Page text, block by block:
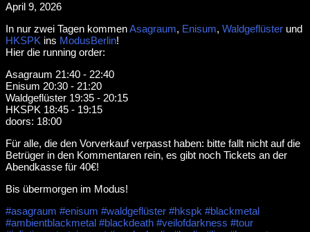
April 9, 2026
In nur zwei Tagen kommenAsagraum, Enisum, Waldgeflüster und
HKSPK ins ModusBerlin!
Hier die running order:
Asagraum 21:40 - 22:40
Enisum 20:30 - 21:20
Waldgeflüster 19:35 - 20:15
HKSPK 18:45 - 19:15
doors: 18:00
Für alle, die den Vorverkauf verpasst haben: bitte fallt nicht auf die
Betrüger in den Kommentaren rein, es gibt noch Tickets an der
Abendkasse für 40€!
Bis übermorgen im Modus!
#asagraum #enisum #waldgeflüster #hkspk #blackmetal
#ambientblackmetal #blackdeath #veilofdarkness #tour